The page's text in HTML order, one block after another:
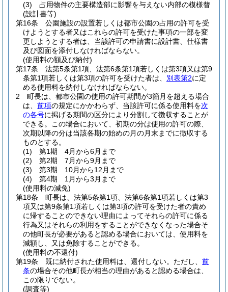
(3)
占用物件の主要構造部に影響を与えない内部の模様替
(設計書等)
第16条
公園施設の設置若しくは都市公園の占用の許可を受
けようとする者又はこれらの許可を受けた事項の一部を変
更しようとする者は、当該許可の申請書に設計書、仕様書
及び図面を添付しなければならない。
(使用料の額及び納付)
第17条
法第5条第1項、法第6条第1項若しくは第3項又は第9
条第1項若しくは第3項の許可を受けた者は、 別表第2に定
める使用料を納付しなければならない。
2
町長は、都市公園の使用の許可期間が3箇月を超える場合
は、 前項の規定にかかわらず、当該許可に係る使用料を次
の各号に掲げる期間の区分により分割して徴収することが
できる。
この場合において、初期の分は使用の許可の際、
次期以降の分は当該各期の始めの月の月末までに徴収する
ものとする。
(1)
第1期 4月から6月まで
(2)
第2期 7月から9月まで
(3)
第3期 10月から12月まで
(4)
第4期 1月から3月まで
(使用料の減免)
第18条
町長は、法第5条第1項、法第6条第1項若しくは第3
項又は第9条第1項若しくは第3項の許可を受けた者の責め
に帰することのできない理由によってそれらの許可に係る
行為又はそれらの利用をすることができなくなった場合そ
の他町長が必要があると認める場合においては、使用料を
減額し、又は免除することができる。
(使用料の不還付)
第19条
既に納付された使用料は、還付しない。 ただし、 前
条の場合その他町長が相当の理由があると認める場合は、
この限りでない。
(調査等)